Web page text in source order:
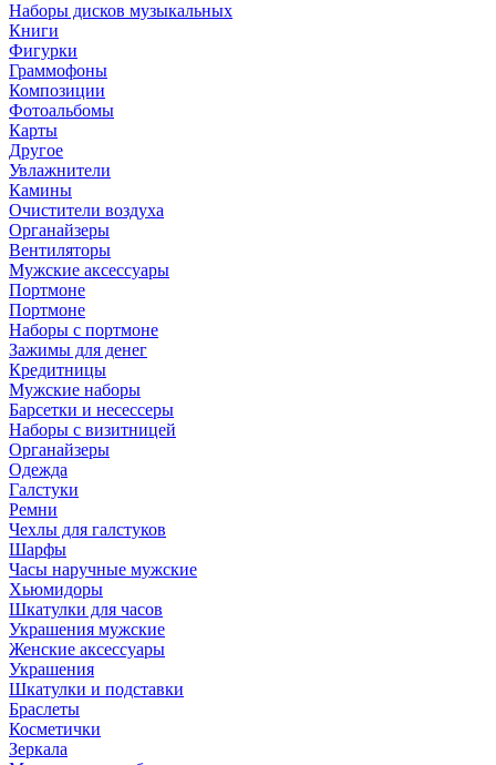
Наборы дисков музыкальных
Книги
Фигурки
Граммофоны
Композиции
Фотоальбомы
Карты
Другое
Увлажнители
Камины
Очистители воздуха
Органайзеры
Вентиляторы
Мужские аксессуары
Портмоне
Портмоне
Наборы с портмоне
Зажимы для денег
Кредитницы
Мужские наборы
Барсетки и несессеры
Наборы с визитницей
Органайзеры
Одежда
Галстуки
Ремни
Чехлы для галстуков
Шарфы
Часы наручные мужские
Хьюмидоры
Шкатулки для часов
Украшения мужские
Женские аксессуары
Украшения
Шкатулки и подставки
Браслеты
Косметички
Зеркала